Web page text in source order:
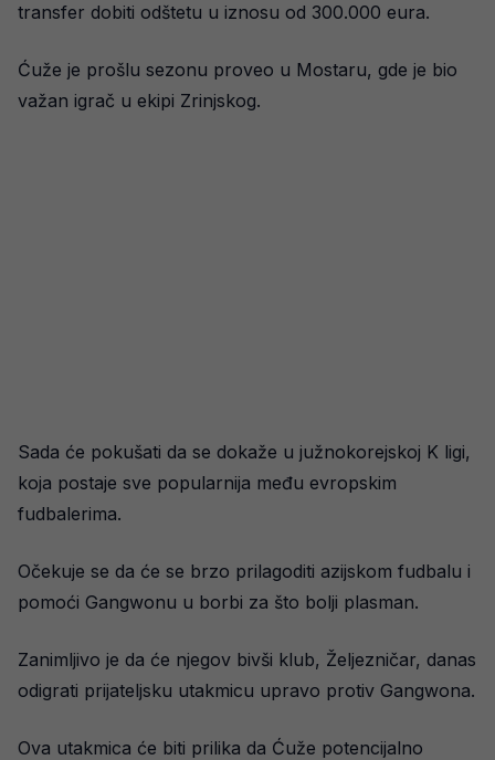
transfer dobiti odštetu u iznosu od 300.000 eura.
Ćuže je prošlu sezonu proveo u Mostaru, gde je bio
važan igrač u ekipi Zrinjskog.
Sada će pokušati da se dokaže u južnokorejskoj K ligi,
koja postaje sve popularnija među evropskim
fudbalerima.
Očekuje se da će se brzo prilagoditi azijskom fudbalu i
pomoći Gangwonu u borbi za što bolji plasman.
Zanimljivo je da će njegov bivši klub, Željezničar, danas
odigrati prijateljsku utakmicu upravo protiv Gangwona.
Ova utakmica će biti prilika da Ćuže potencijalno